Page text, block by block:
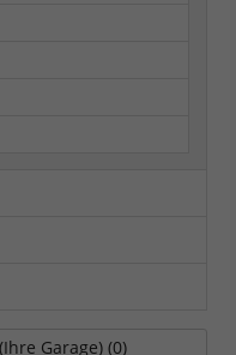
Garage) (0)